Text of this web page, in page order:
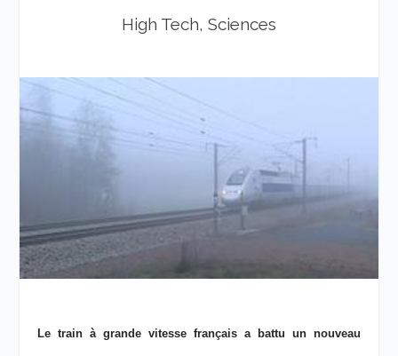
High Tech, Sciences
Le train à grande vitesse français a battu un nouveau